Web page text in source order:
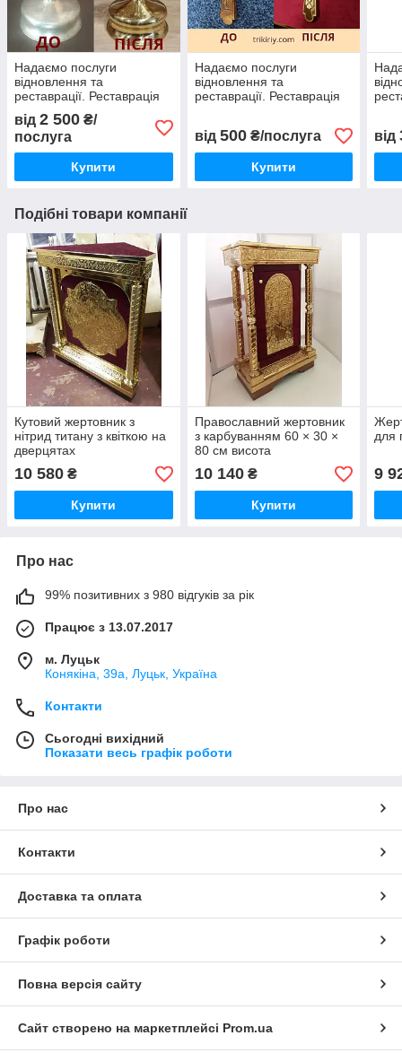
Надаємо послуги
відновлення та
реставрації. Реставрація
церковної чаші, потири на
0.5 л.
від 2 500 ₴/
послуга
Купити
Надаємо послуги
відновлення та
реставрації. Реставрація
від 500₴/послуга
Купити
від
Подібні товари компанії
Кутовий жертовник з
нітрид титану з квіткою на
дверцятах
10 580 ₴
Купити
Православний жертовник
з карбуванням 60 × 30 ×
80 см висота
10 140₴
Купити
для
9
Про нас
99% позитивних з 980 відгуків за рік
Працює з 13.07.2017
м. Луцьк
Конякіна, 39а, Луцьк, Україна
Контакти
Сьогодні вихідний
Показати весь графік роботи
Про нас
Контакти
Доставка та оплата
Графік роботи
Повна версія сайту
Сайт створено на маркетплейсі Prom.ua